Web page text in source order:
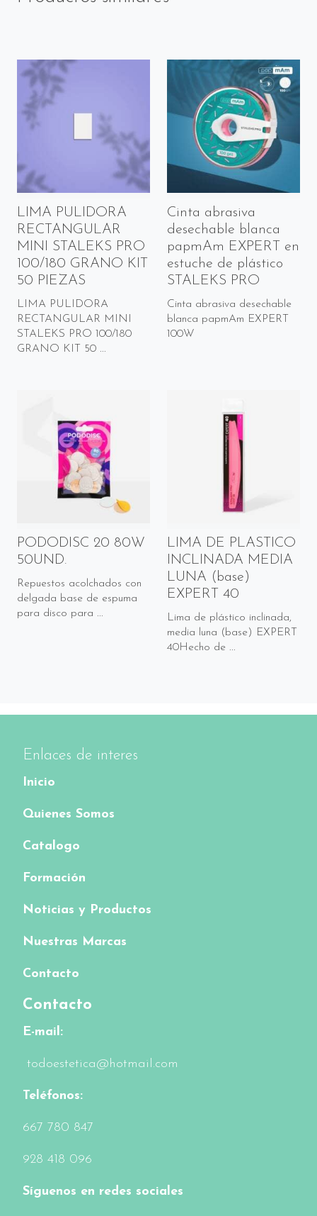
LIMA PULIDORA
RECTANGULAR
MINI STALEKS PRO
100/180 GRANO KIT
50 PIEZAS
LIMA PULIDORA
RECTANGULAR MINI
STALEKS PRO 100/180
GRANO KIT 50 ...
Cinta abrasiva
desechable blanca
papmAm EXPERT en
estuche de plástico
STALEKS PRO
Cinta abrasiva desechable
blanca papmAm EXPERT
100W
PODODISC 20 80W
50UND.
Repuestos acolchados con
delgada base de espuma
para disco para ...
LIMA DE PLASTICO
INCLINADA MEDIA
LUNA (base)
EXPERT 40
Lima de plástico inclinada,
media luna (base) EXPERT
40Hecho de ...
Enlaces de interes
Inicio
Quienes Somos
Catalogo
Formación
Noticias y Productos
Nuestras Marcas
Contacto
Contacto
E-mail:
todoestetica@hotmail.com
Teléfonos:
667 780 847
928 418 096
Síguenos en redes sociales